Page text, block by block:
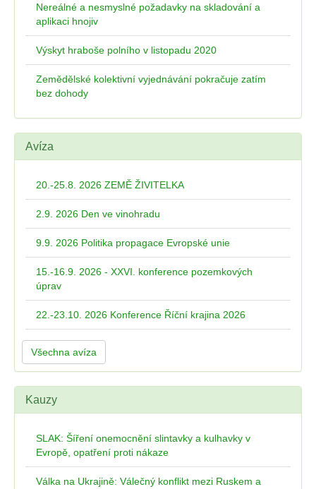
Nereálné a nesmyslné požadavky na skladování a
aplikaci hnojiv
Výskyt hraboše polního v listopadu 2020
Zemědělské kolektivní vyjednávání pokračuje zatím
bez dohody
Avíza
20.-25.8. 2026 ZEMĚ ŽIVITELKA
2.9. 2026 Den ve vinohradu
9.9. 2026 Politika propagace Evropské unie
15.-16.9. 2026 - XXVI. konference pozemkových
úprav
22.-23.10. 2026 Konference Říční krajina 2026
Všechna avíza
Kauzy
SLAK: Šíření onemocnění slintavky a kulhavky v
Evropě, opatření proti nákaze
Válka na Ukrajině: Válečný konflikt mezi Ruskem a